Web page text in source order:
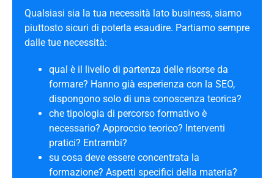
Qualsiasi sia la tua necessità lato business, siamo
piuttosto sicuri di poterla esaudire. Partiamo sempre
dalle tue necessità:
qual è il livello di partenza delle risorse da
formare? Hanno già esperienza con la SEO,
dispongono solo di una conoscenza teorica?
che tipologia di percorso formativo è
necessario? Approccio teorico? Interventi
pratici? Entrambi?
su cosa deve essere concentrata la
formazione? Aspetti specifici della materia?